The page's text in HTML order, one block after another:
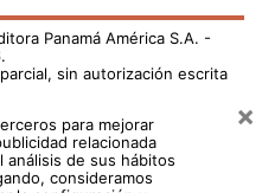
Panamá América S.A. -
sin autorización escrita
para mejorar
relacionada
de sus hábitos
consideramos
×